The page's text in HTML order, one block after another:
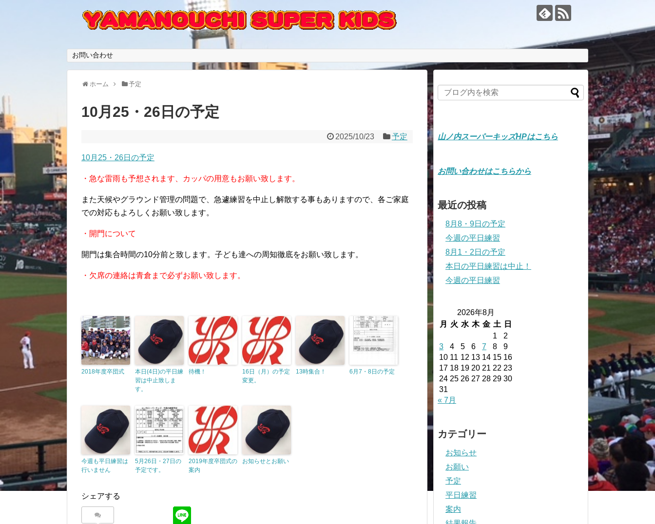
お問い合わせ
ホーム 予定
10月25・26日の予定
2025/10/23 予定
10月25・26日の予定
・急な雷雨も予想されます、カッパの用意もお願い致します。
また天候やグラウンド管理の問題で、急遽練習を中止し解散する事もありますので、各ご家庭
での対応もよろしくお願い致します。
・開門について
開門は集合時間の10分前と致します。子ども達への周知徹底をお願い致します。
・欠席の連絡は青倉まで必ずお願い致します。
2018年度卒団式
本日(4日)の平日練
習は中止致しま
す。
待機！
16日（月）の予定
変更。
13時集合！ 6月7・8日の予定
今週も平日練習は
行いません
5月26日・27日の
予定です。
2019年度卒団式の
案内
お知らせとお願い
シェアする
山ノ内スーパーキッズHPはこちら
お問い合わせはこちらから
最近の投稿
8月8・9日の予定
今週の平日練習
8月1・2日の予定
本日の平日練習は中止！
今週の平日練習
2026年8月
月
火 水 木 金 土
日
1
2
3
4 5 6 7 8
9
10 11 12 13 14 15 16
17 18 19 20 21 22 23
24 25 26 27 28 29 30
31
« 7月
カテゴリー
お知らせ
お願い
予定
平日練習
案内